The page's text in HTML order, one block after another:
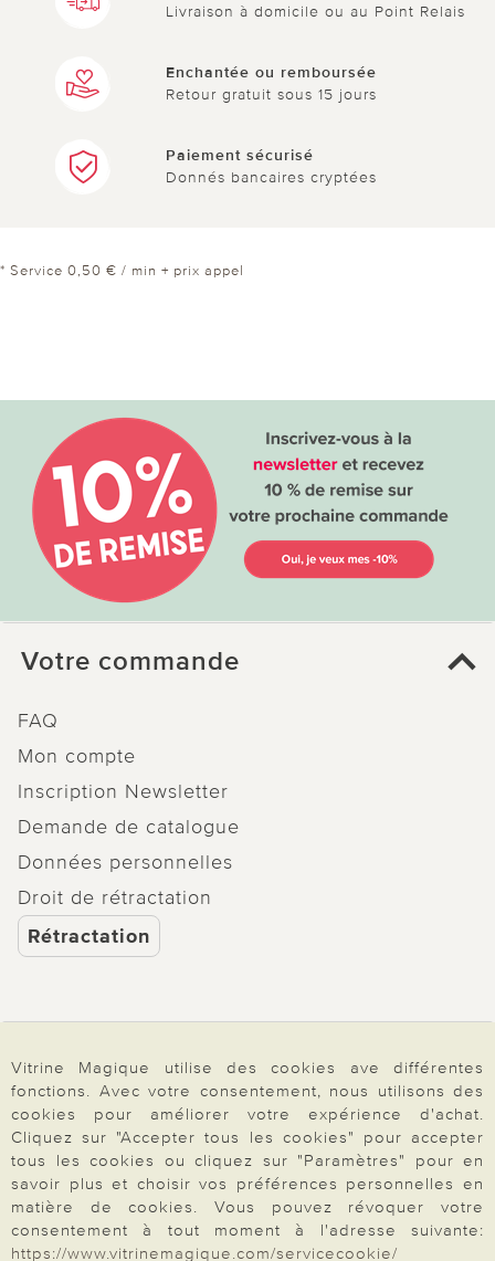
Livraison à domicile ou au Point Relais
Enchantée ou remboursée
Retour gratuit sous 15 jours
Paiement sécurisé
Donnés bancaires cryptées
* Service 0,50 € / min + prix appel
Votre commande
FAQ
Mon compte
Inscription Newsletter
Demande de catalogue
Données personnelles
Droit de rétractation
Rétractation
Paiement & Livraison
À propos de nous
Besoin d'aide?
Vitrine Magique utilise des cookies ave différentes
fonctions. Avec votre consentement, nous utilisons des
cookies pour améliorer votre expérience d'achat.
Cliquez sur "Accepter tous les cookies" pour accepter
tous les cookies ou cliquez sur "Paramètres" pour en
savoir plus et choisir vos préférences personnelles en
matière de cookies. Vous pouvez révoquer votre
consentement à tout moment à l'adresse suivante:
https://www.vitrinemagique.com/servicecookie/